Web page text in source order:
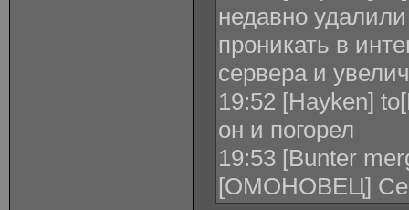
недавно
проникать в
сервера и
19:52 [Hayken]
он и погорел
19:53 [Bunter
[ОМОНОВЕЦ]